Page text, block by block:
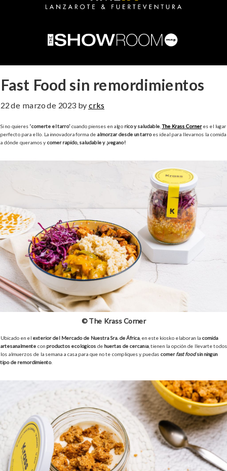
Fast Food sin remordimientos
22 de marzo de 2023 by crks
Si no quieres ‘comerte el tarro’cuando pienses en algo rico y saludable The Krass Corneres el lugar
perfecto para ello. La innovadora forma de almorzar desde un tarroes ideal para llevarnos la comida
a dónde queramos y comer rápido, saludable y ¡vegano!
© The Krass Corner
Ubicado en el exterior del Mercado de Nuestra Sra. de África, en este kiosko elaboran la comida
artesanalmente con productos ecológicos de huertas de cercanía, tienen la opción de llevarte todos
los almuerzos de la semana a casa para que no te compliques y puedas comerfast foodsin ningún
tipo de remordimiento.